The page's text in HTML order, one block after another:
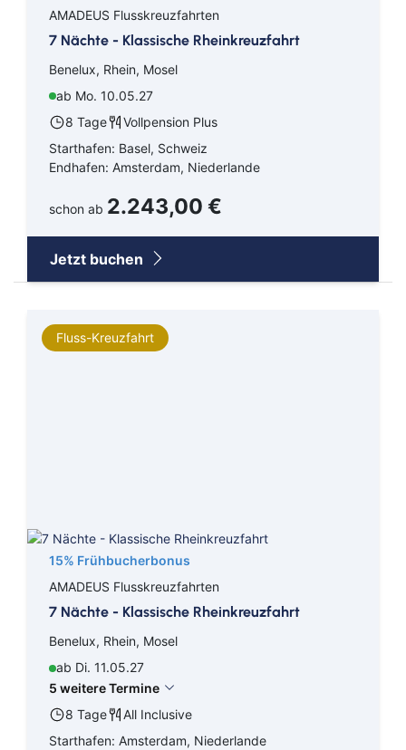
AMADEUS Flusskreuzfahrten
7 Nächte - Klassische Rheinkreuzfahrt
Benelux, Rhein, Mosel
ab Mo. 10.05.27
8 Tage
Vollpension Plus
Starthafen: Basel, Schweiz
Endhafen: Amsterdam, Niederlande
schon ab 2.243,00 €
Jetzt buchen
Fluss-Kreuzfahrt
15% Frühbucherbonus
AMADEUS Flusskreuzfahrten
7 Nächte - Klassische Rheinkreuzfahrt
Benelux, Rhein, Mosel
ab Di. 11.05.27
5 weitere Termine
8 Tage
All Inclusive
Starthafen: Amsterdam, Niederlande